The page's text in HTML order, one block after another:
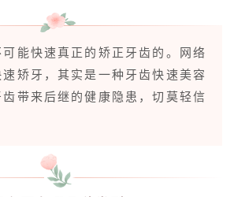
能快速真正的矫正牙齿的。网络
速矫牙，其实是一种牙齿快速美容
带来后继的健康隐患，切莫轻信